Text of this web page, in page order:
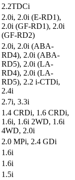
2.2TDCi
2.0i, 2.0i (E-RD1),
2.0i (GF-RD1), 2.0i
(GF-RD2)
2.0i, 2.0i (ABA-
RD4), 2.0i (ABA-
RD5), 2.0i (LA-
RD4), 2.0i (LA-
RD5), 2.2 i-CTDi,
2.4i
2.7i, 3.3i
1.4 CRDi, 1.6 CRDi,
1.6i, 1.6i 2WD, 1.6i
4WD, 2.0i
2.0 MPi, 2.4 GDi
1.6i
1.6i
1.5i